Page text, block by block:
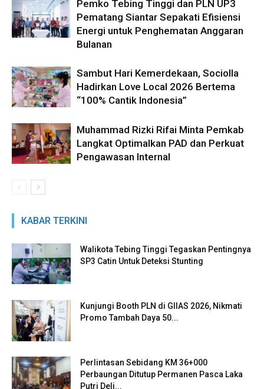
Pemko Tebing Tinggi dan PLN UP3
Pematang Siantar Sepakati Efisiensi
Energi untuk Penghematan Anggaran
Bulanan
Sambut Hari Kemerdekaan, Sociolla
Hadirkan Love Local 2026 Bertema
“100% Cantik Indonesia”
Muhammad Rizki Rifai Minta Pemkab
Langkat Optimalkan PAD dan Perkuat
Pengawasan Internal
KABAR TERKINI
Walikota Tebing Tinggi Tegaskan Pentingnya
SP3 Catin Untuk Deteksi Stunting
Kunjungi Booth PLN di GIIAS 2026, Nikmati
Promo Tambah Daya 50...
Perlintasan Sebidang KM 36+000
Perbaungan Ditutup Permanen Pasca Laka
Putri Deli...